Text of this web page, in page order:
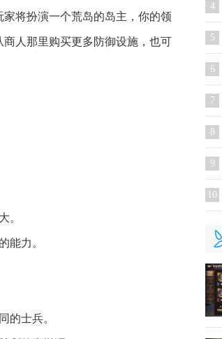
将扮演一个荒岛的岛主，你的领
人那里购买更多防御设施，也可
。
能力。
的士兵。
4
5
6
7
8
9
10